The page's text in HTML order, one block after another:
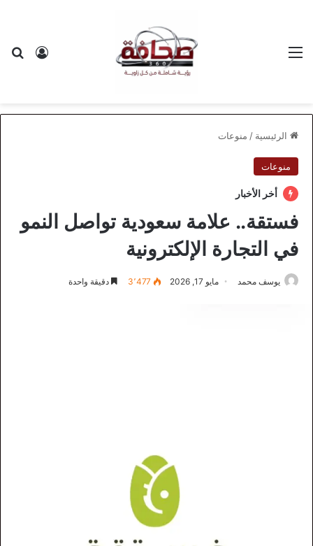
الرئيسية / منوعات
منوعات
أخر الأخبار
فستقة.. علامة سعودية تواصل النمو
في التجارة الإلكترونية
يوسف محمد مايو 17, 2026 3٬477 دقيقة واحدة